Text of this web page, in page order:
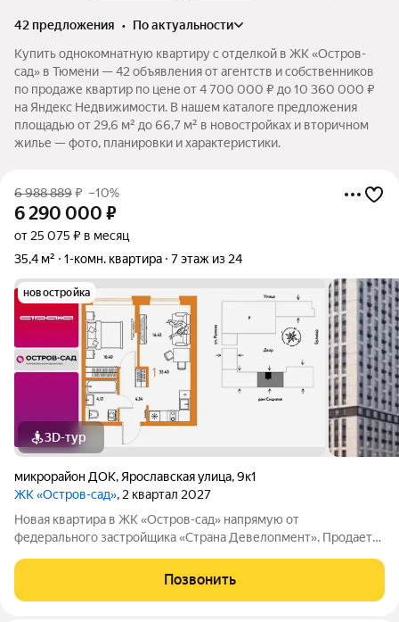
42 предложения •
по актуальности
Купить однокомнатную квартиру с отделкой в ЖК «Остров-
сад» в Тюмени — 42 объявления от агентств и собственников
по продаже квартир по цене от 4 700 000 ₽ до 10 360 000 ₽
на Яндекс Недвижимости. В нашем каталоге предложения
площадью от 29,6 м² до 66,7 м² в новостройках и вторичном
жилье — фото, планировки и характеристики.
6 988 889₽ –10%
6 290 000 ₽
от 25 075 ₽ в месяц
35,4 м²
1-комн. квартира 7 этаж из 24
новостройка
3D-тур
микрорайон ДОК, Ярославская улица,9к1
ЖК «Остров-сад», 2 квартал 2027
Новая квартира в ЖК «Остров-сад» напрямую от
федерального застройщика «Страна Девелопмент». Продается
Девелопмент. Площадь квартиры 35,43 кв. м. Жилой комплекс
Позвонить